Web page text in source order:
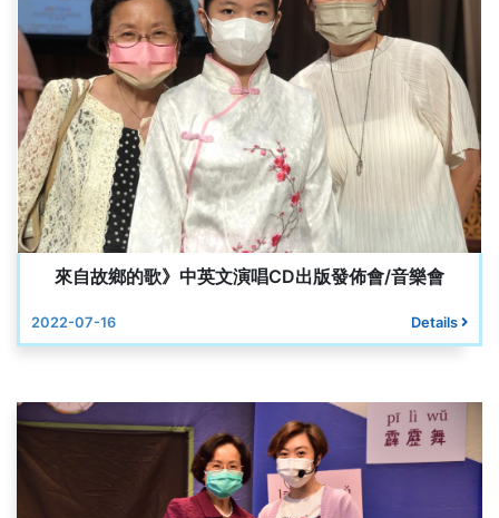
來自故鄉的歌》中英文演唱CD出版發佈會/音樂會
2022-07-16 Details